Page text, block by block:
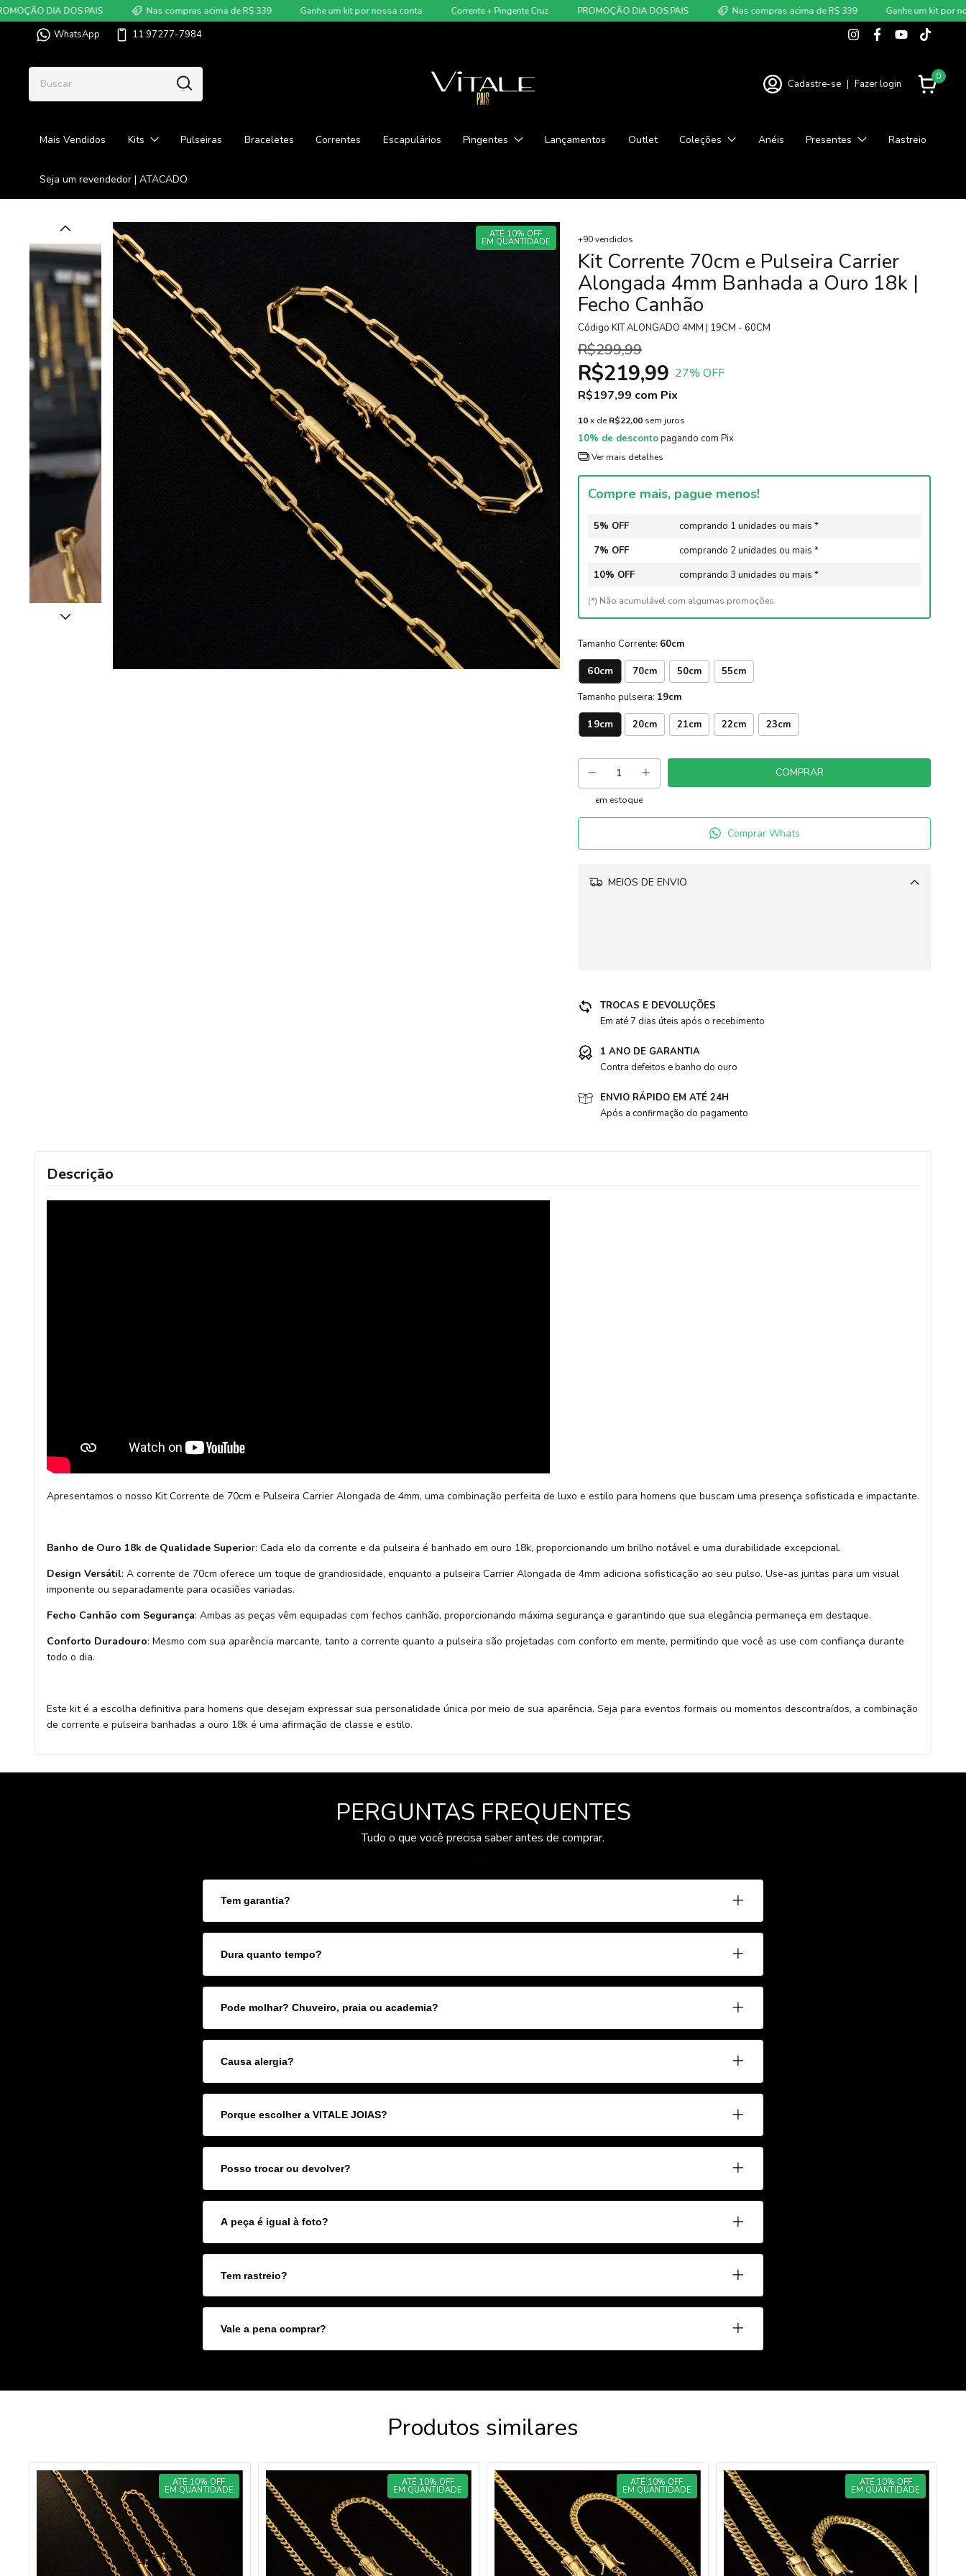
DOS PAIS Nas compras acima de R$ 339 Ganhe um kit por nossa conta Corrente + Pingente Cruz PROMOÇÃO DIA DOS PAIS Nas compras acima de R$ 339 Ganhe um kit por nossa conta
WhatsApp 11 97277-7984
Cadastre-se | Fazer login
0
Mais Vendidos Kits Pulseiras Braceletes Correntes Escapulários Pingentes Lançamentos Outlet Coleções Anéis Presentes Rastreio
Seja um revendedor | ATACADO
ATÉ 10% OFF
EM QUANTIDADE +90 vendidos
Kit Corrente 70cm e Pulseira Carrier
Alongada 4mm Banhada a Ouro 18k |
Fecho Canhão
Código KIT ALONGADO 4MM | 19CM - 60CM
R$299,99
R$219,99 27% OFF
R$197,99 com Pix
10x de R$22,00 sem juros
10% de descontopagando com Pix
Ver mais detalhes
Compre mais, pague menos!
5% OFF
comprando 1 unidades ou mais *
7% OFF
comprando 2 unidades ou mais *
10% OFF
comprando 3 unidades ou mais *
(*) Não acumulável com algumas promoções
Tamanho Corrente: 60cm
60cm 70cm 50cm
55cm
Tamanho pulseira: 19cm
19cm 20cm 21cm 22cm 23cm
em estoque
Comprar Whats
MEIOS DE ENVIO
acessorio banhado a ouro 18k
TROCAS E DEVOLUÇÕES
Em até 7 dias úteis após o recebimento
1 ANO DE GARANTIA
Contra defeitos e banho do ouro
ENVIO RÁPIDO EM ATÉ 24H
Após a confirmação do pagamento
Descrição
Apresentamos o nosso Kit Corrente de 70cm e Pulseira Carrier Alongada de 4mm, uma combinação perfeita de luxo e estilo para homens que buscam uma presença sofisticada e impactante.
Banho de Ouro 18k de Qualidade Superior: Cada elo da corrente e da pulseira é banhado em ouro 18k, proporcionando um brilho notável e uma durabilidade excepcional.
Design Versátil: A corrente de 70cm oferece um toque de grandiosidade, enquanto a pulseira Carrier Alongada de 4mm adiciona sofisticação ao seu pulso. Use-as juntas para um visual
imponente ou separadamente para ocasiões variadas.
Fecho Canhão com Segurança: Ambas as peças vêm equipadas com fechos canhão, proporcionando máxima segurança e garantindo que sua elegância permaneça em destaque.
Conforto Duradouro: Mesmo com sua aparência marcante, tanto a corrente quanto a pulseira são projetadas com conforto em mente, permitindo que você as use com confiança durante
todo o dia.
Este kit é a escolha definitiva para homens que desejam expressar sua personalidade única por meio de sua aparência. Seja para eventos formais ou momentos descontraídos, a combinação
de corrente e pulseira banhadas a ouro 18k é uma afirmação de classe e estilo.
PERGUNTAS FREQUENTES
Tudo o que você precisa saber antes de comprar.
Tem garantia?
Dura quanto tempo?
Pode molhar? Chuveiro, praia ou academia?
Causa alergia?
Porque escolher a VITALE JOIAS?
Posso trocar ou devolver?
A peça é igual à foto?
Tem rastreio?
Vale a pena comprar?
Produtos similares
ATÉ 10% OFF
EM QUANTIDADE
ATÉ 10% OFF
EM QUANTIDADE
ATÉ 10% OFF
EM QUANTIDADE
ATÉ 10% OFF
EM QUANTIDADE